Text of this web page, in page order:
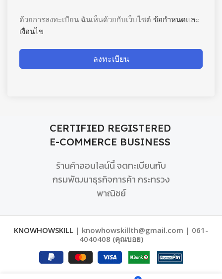
ด้วยการลงทะเบียน ฉันเห็นด้วยกับเว็บไซต์ ข้อกำหนดและ
เงื่อนไข
ลงทะเบียน
CERTIFIED REGISTERED
E-COMMERCE BUSINESS
ร้านค้าออนไลน์นี้ จดทะเบียนกับ
กรมพัฒนาธุรกิจการค้า กระทรวง
พาณิชย์
KNOWHOWSKILL | knowhowskillth@gmail.com | 061-
4040408 (คุณบอย)